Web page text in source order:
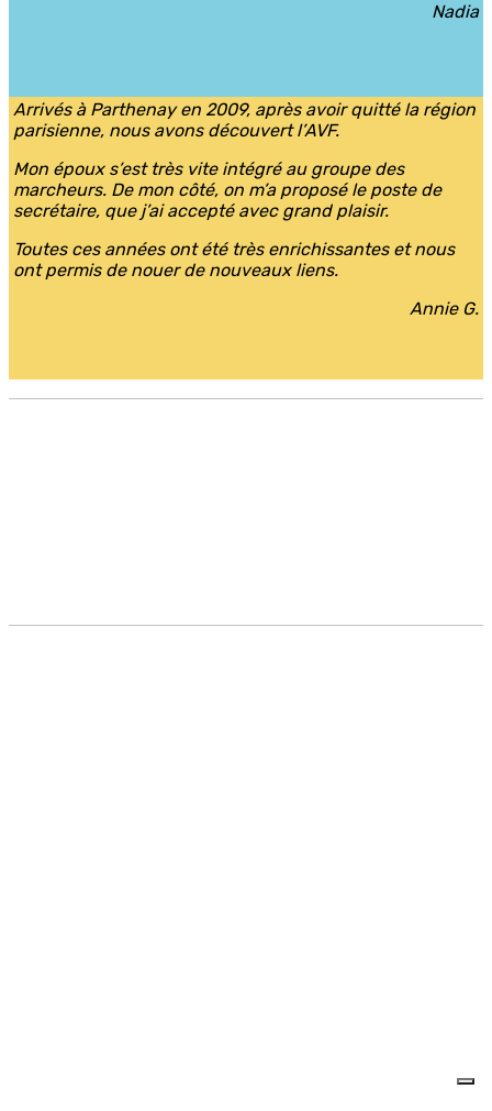
Nadia
Arrivés à Parthenay en 2009, après avoir quitté la région
parisienne, nous avons découvert l’AVF.
Mon époux s’est très vite intégré au groupe des
marcheurs. De mon côté, on m’a proposé le poste de
secrétaire, que j’ai accepté avec grand plaisir.
Toutes ces années ont été très enrichissantes et nous
ont permis de nouer de nouveaux liens.
Annie G.